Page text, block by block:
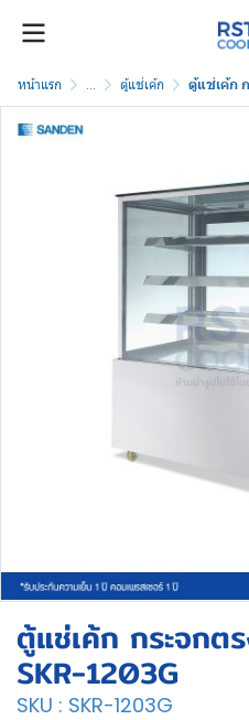
หน้าแรก ... ตู้แช่เค้ก ตู้แช่เค้ก
ตู้แช่เค้ก กระจกต
SKR-1203G
SKU : SKR-1203G